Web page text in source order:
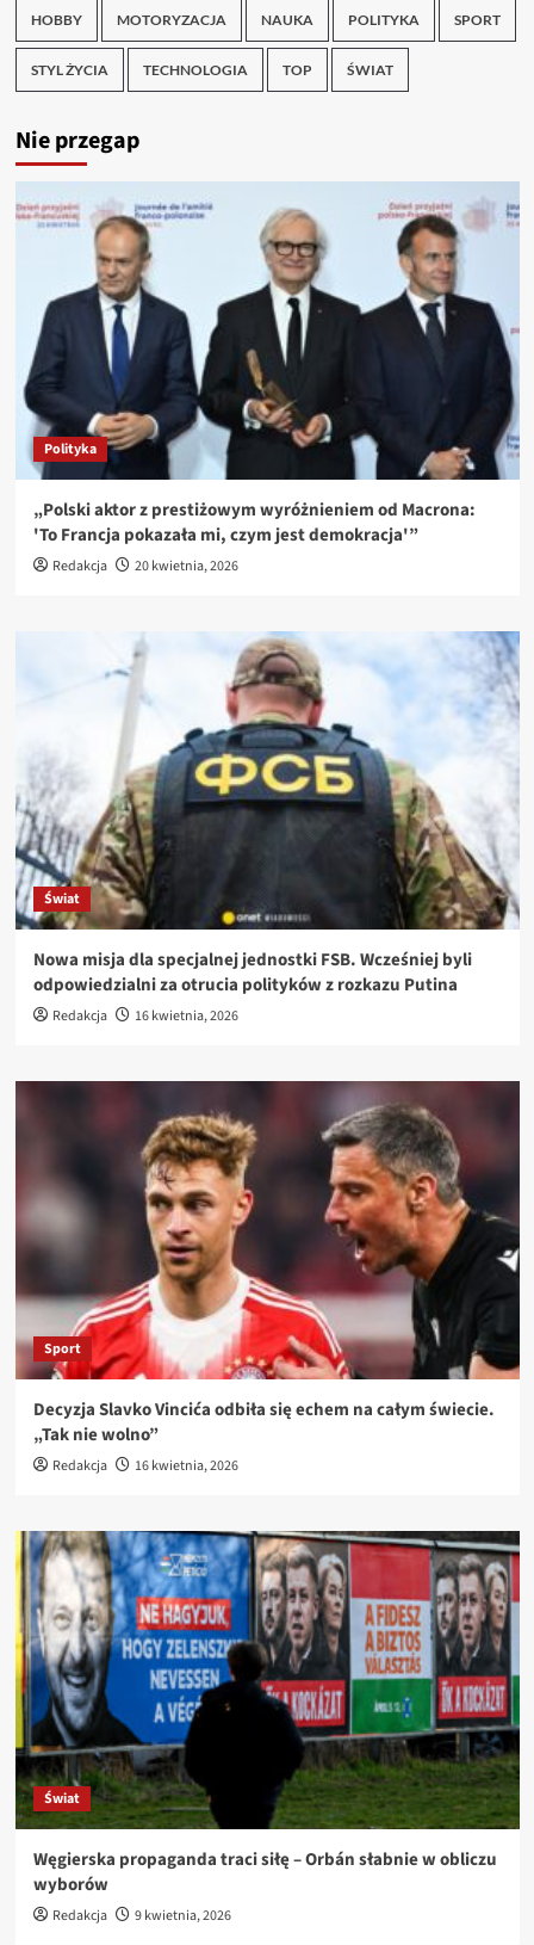
HOBBY MOTORYZACJA NAUKA POLITYKA SPORT
STYL ŻYCIA TECHNOLOGIA TOP ŚWIAT
Nie przegap
Polityka
„Polski aktor z prestiżowym wyróżnieniem od Macrona:
'To Francja pokazała mi, czym jest demokracja'”
Redakcja 20 kwietnia, 2026
Świat
Nowa misja dla specjalnej jednostki FSB. Wcześniej byli
odpowiedzialni za otrucia polityków z rozkazu Putina
Redakcja 16 kwietnia, 2026
Sport
Decyzja Slavko Vincića odbiła się echem na całym świecie.
„Tak nie wolno”
Redakcja 16 kwietnia, 2026
Świat
Węgierska propaganda traci siłę – Orbán słabnie w obliczu
wyborów
Redakcja 9 kwietnia, 2026